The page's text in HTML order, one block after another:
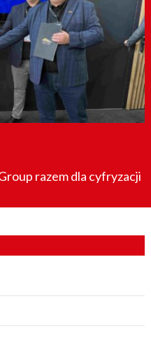
razem dla cyfryzacji